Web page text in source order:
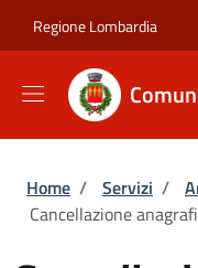
Regione Lombardia
Briciole di
Home / Servizi /
Cancellazione